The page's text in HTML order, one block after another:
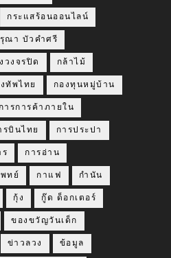
กระแสร้อนออนไลน์
ณา บัวคำศรี
วงจรปิด กล้าไม้
ทัพไทย กองทุนหมู่บ้าน
การการค้าภายใน
รบินไทย การประปา
การอ่าน
ทย์ กาแฟ กำนัน
กุ้ง กู๊ด ด็อกเตอร์
ของขวัญวันเด็ก
ข่าวลวง ข้อมูล